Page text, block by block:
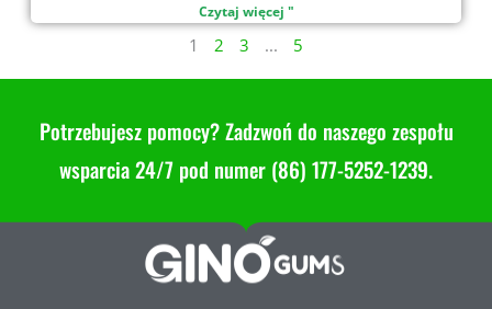
Czytaj więcej "
1 2 3 ... 5
Potrzebujesz pomocy? Zadzwoń do naszego zespołu
wsparcia 24/7 pod numer (86) 177-5252-1239.